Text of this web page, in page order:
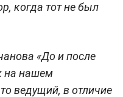
когда тот не был
«До и после
на нашем
ведущий, в отличие